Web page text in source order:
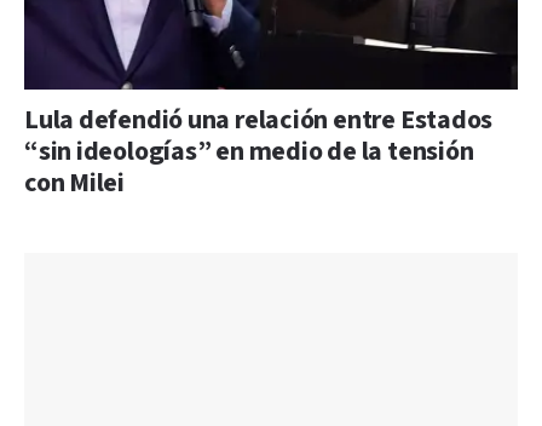
Lula defendió una relación entre Estados
“sin ideologías” en medio de la tensión
con Milei